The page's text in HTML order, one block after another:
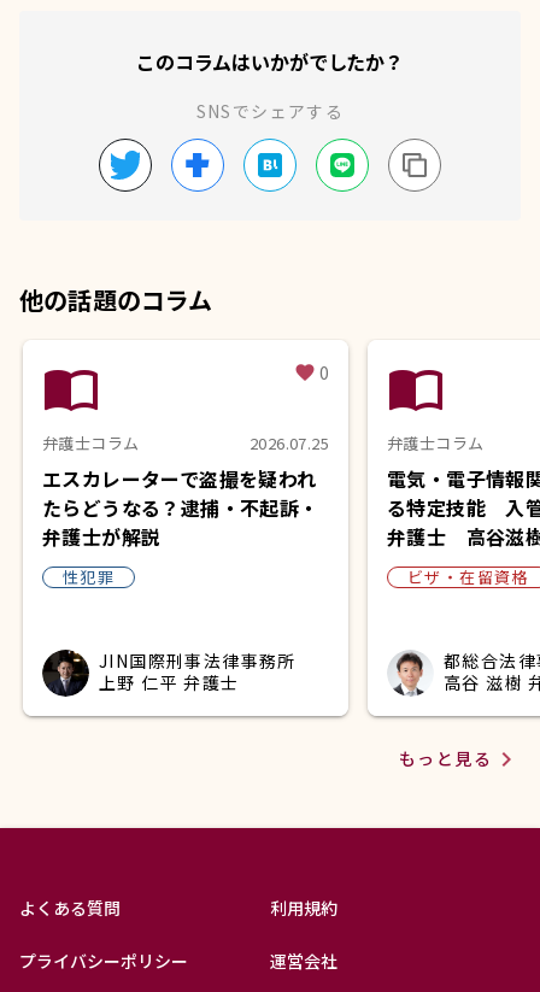
このコラムはいかがでしたか？
SNSでシェアする
他の話題のコラム
import_contacts favorite 0
弁護士コラム 2026.07.25
エスカレーターで盗撮を疑われ
たらどうなる？逮捕・不起訴・
弁護士が解説
性犯罪
JIN国際刑事法律事務所
上野 仁平 弁護士
import_contacts
弁護士コラム
電気・電子情報
る特定技能 入
弁護士 高谷滋
ビザ・在留資格
都総合法
高谷 滋樹
もっと見る navigate_next
よくある質問 利用規約
プライバシーポリシー 運営会社